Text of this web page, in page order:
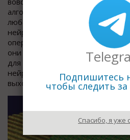
алгоритмы обработки данных и
любая фон-неймановская
нейросетевой архитектуры
операций необязательно, но в
они были выбраны из-за их
для демонстрации
нейроморфной сети с
выходов.
Подпишитесь
чтобы следить
Спасибо, я уже